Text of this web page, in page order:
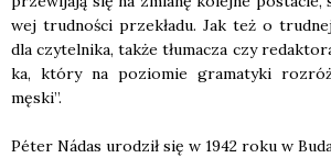
wej trud­no­ści prze­kła­du. Jak też o
dla czy­tel­ni­ka, tak­że tłu­ma­cza czy
ka, któ­ry na pozio­mie gra­ma­ty­ki
męski”.
Péter Nádas uro­dził się w 1942 roku w